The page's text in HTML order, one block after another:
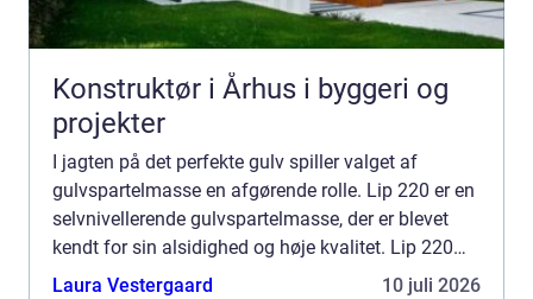
Konstruktør i Århus i byggeri og
projekter
I jagten på det perfekte gulv spiller valget af
gulvspartelmasse en afgørende rolle. Lip 220 er en
selvnivellerende gulvspartelmasse, der er blevet
kendt for sin alsidighed og høje kvalitet. Lip 220
anvendes til alt fra opretning ...
Laura Vestergaard 10 juli 2026